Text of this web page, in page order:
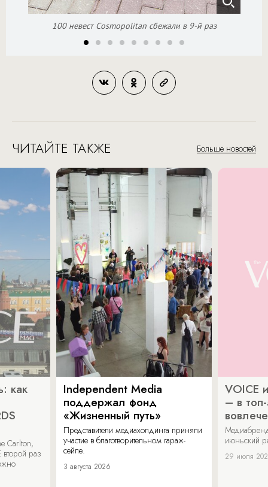
100 невест Cosmopolitan сбежали в 9-й раз
ЧИТАЙТЕ ТАКЖЕ Больше новостей
как
Carlton,
раз
Independent Media
поддержал фонд
«Жизненный путь»
Представители медиахолдинга приняли
участие в благотворительном гараж-
сейле.
3 августа 2026
VOICE
– в
июньский
29 июля